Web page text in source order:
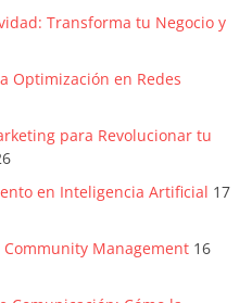
Transforma tu Negocio y
Optimización en Redes
para Revolucionar tu
en Inteligencia Artificial 17
Management 16